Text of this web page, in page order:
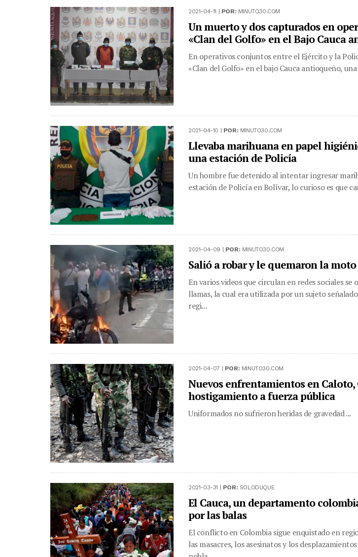
2021-04-11 | POR: MINUTO30.COM
Un muerto y dos capturados en
«Clan del Golfo» en el Bajo Cauca
En operativos conjuntos entre el Ejército y la
«Clan del Golfo» en el bajo Cauca antioqueño,
2021-04-10 | POR: MINUTO30.COM
Llevaba marihuana en papel
una estación de Policía
Un hombre fue detenido al intentar ingresar
estación de Policía en Bolívar, lo curioso es que
2021-04-09 | POR: MINUTO30.COM
Salió a robar y le quemaron la moto
En varios videos que circulan en redes sociales se
llamas, la cual era utilizada por un sujeto
regi...
2021-04-07 | POR: MINUTO30.COM
Nuevos enfrentamientos en Caloto,
hostigamiento a fuerza pública
Uniformados no sufrieron heridas de gravedad ...
2021-03-31 | POR: SOLODUQUE
El Cauca, un departamento
por las balas
El conflicto en Colombia sigue enquistado en
las masacres, los asesinatos y los